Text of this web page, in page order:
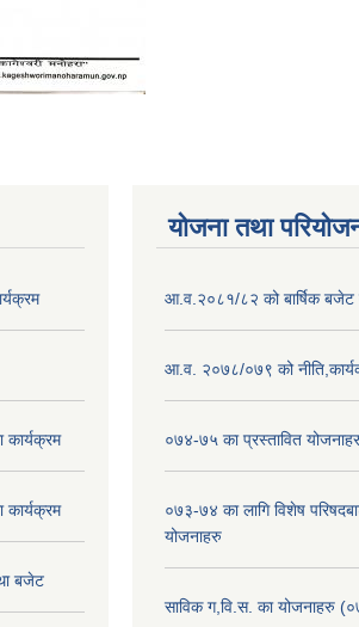
कार्यक्रम
कार्यक्रम
बजेट
योजना तथा
आ.व.२०८१/८२ को बार्षिक बजेट
आ.व. २०७८/०७९ को
०७४-७५ का प्रस्तावित
०७३-७४ का लागि विशेष
योजनाहरु
साविक ग,वि.स. का योजनाहरु